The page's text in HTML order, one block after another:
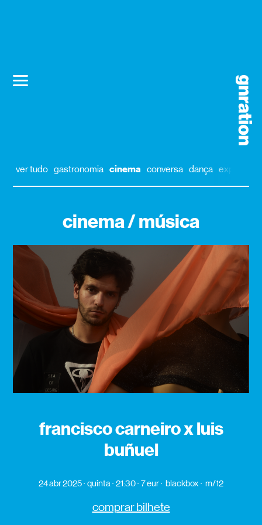
ver tudo gastronomia cinema conversa dança exposição
cinema / música
francisco carneiro x luis
buñuel
24 abr 2025 quinta 21:30 7 eur blackbox m/12
comprar bilhete